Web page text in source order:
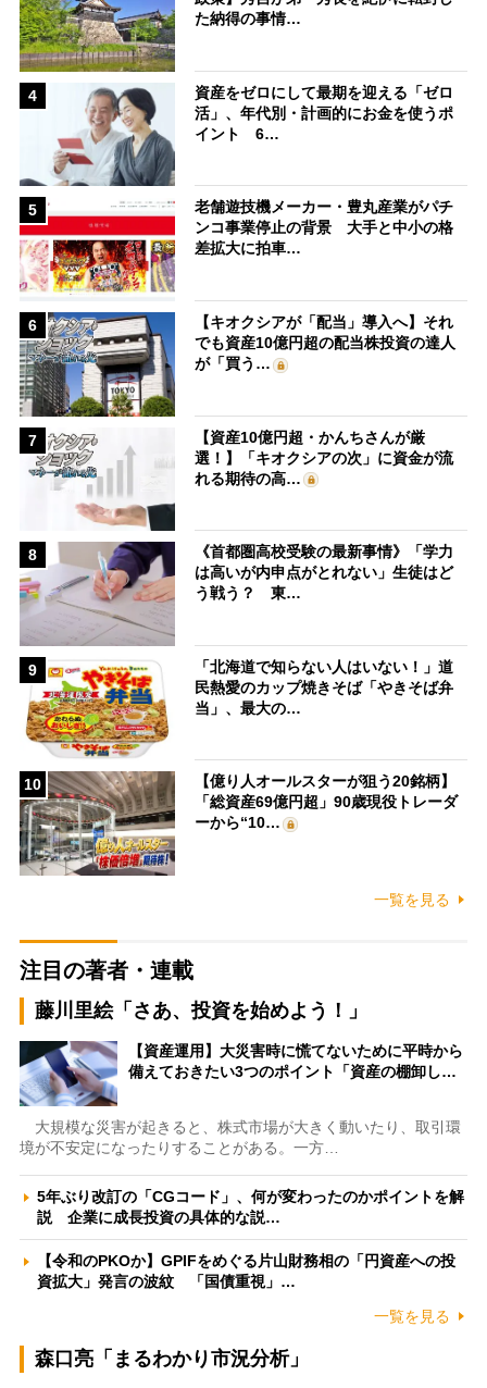
た納得の事情…
4
資産をゼロにして最期を迎える「ゼロ
活」、年代別・計画的にお金を使うポ
イント 6…
5
老舗遊技機メーカー・豊丸産業がパチ
ンコ事業停止の背景 大手と中小の格
差拡大に拍車…
6
【キオクシアが「配当」導入へ】それ
でも資産10億円超の配当株投資の達人
が「買う…
7
【資産10億円超・かんちさんが厳
選！】「キオクシアの次」に資金が流
れる期待の高…
8
《首都圏高校受験の最新事情》「学力
は高いが内申点がとれない」生徒はど
う戦う？ 東…
9
「北海道で知らない人はいない！」道
民熱愛のカップ焼きそば「やきそば弁
当」、最大の…
10
【億り人オールスターが狙う20銘柄】
「総資産69億円超」90歳現役トレーダ
ーから“10…
一覧を見る
注目の著者・連載
藤川里絵「さあ、投資を始めよう！」
【資産運用】大災害時に慌てないために平時から
備えておきたい3つのポイント「資産の棚卸し…
大規模な災害が起きると、株式市場が大きく動いたり、取引環
境が不安定になったりすることがある。一方…
5年ぶり改訂の「CGコード」、何が変わったのかポイントを解
説 企業に成長投資の具体的な説…
【令和のPKOか】GPIFをめぐる片山財務相の「円資産への投
資拡大」発言の波紋 「国債重視」…
一覧を見る
森口亮「まるわかり市況分析」